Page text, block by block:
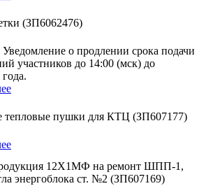
(ЗП6062476)
Уведомление о продлении срока подачи
участников до 14:00 (мск) до
тепловые пушки для КТЦ (ЗП607177)
12Х1МФ на ремонт ШПП-1,
энергоблока ст. №2 (ЗП607169)